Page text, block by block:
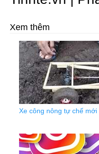
Xem thêm
Xe công nông tự chế mới